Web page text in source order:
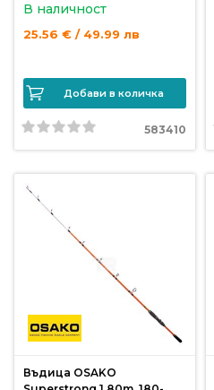
В наличност
25.56 € / 49.99 лв
Добави в количка
583410
Въдица OSAKO